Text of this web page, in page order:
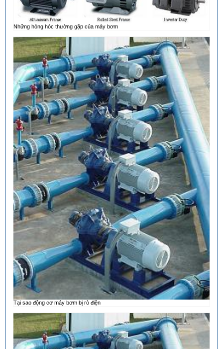
Những hỏng hóc thường gặp của máy bơm
Tại sao động cơ máy bơm bị rò điện